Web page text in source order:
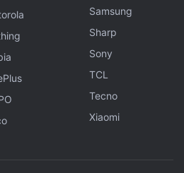
+ 128GB स्टोरेज वेरिएंट
में लिस्ट किया गया है।
30 5G+
Samsung
Sharp
Sony
TCL
Tecno
Xiaomi